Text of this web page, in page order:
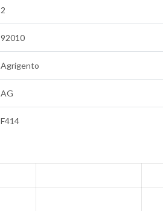
2
92010
Agrigento
AG
F414